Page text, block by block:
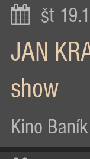
št
JAN
show
Kino Baník